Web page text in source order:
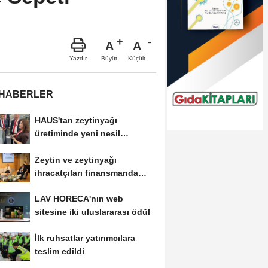
Yazdır
A
Büyüt
A
Küçült
HAUS'tan zeytinyağı
üretiminde yeni nesil
Zeytin ve zeytinyağı
ihracatçıları finansmanda
LAV HORECA'nın web
sitesine iki uluslararası ödül
İlk ruhsatlar yatırımcılara
teslim edildi